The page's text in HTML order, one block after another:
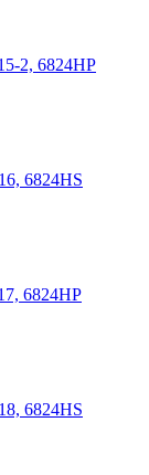
2, 6824HP
6824HS
6824HP
6824HS